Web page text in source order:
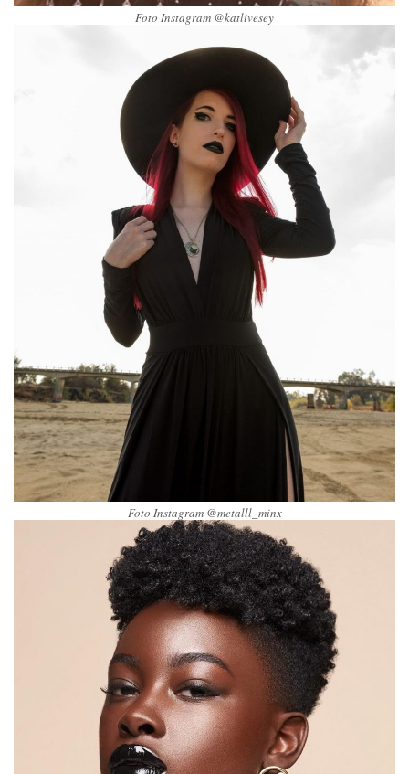
Foto Instagram @katlivesey
Foto Instagram @metalll_minx